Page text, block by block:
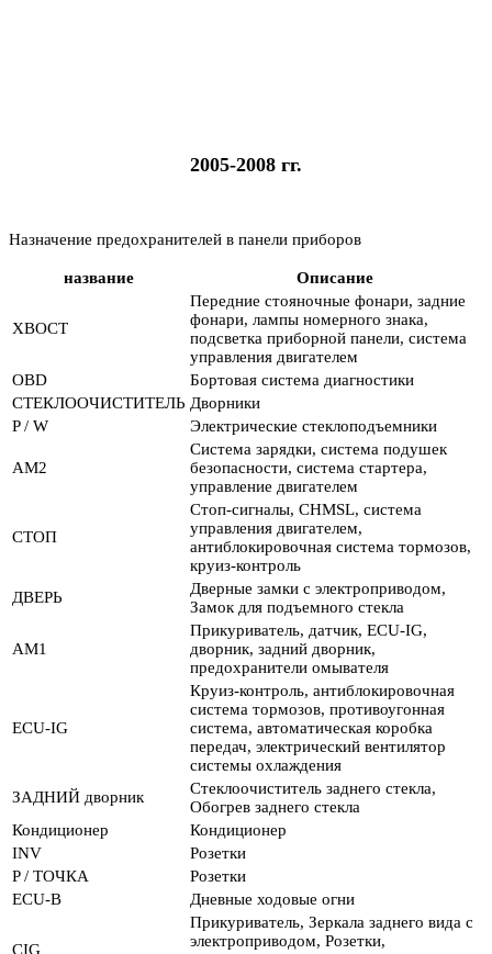
2005-2008 гг.
Назначение предохранителей в панели приборов
название Описание
ХВОСТ
Передние стояночные фонари, задние
фонари, лампы номерного знака,
подсветка приборной панели, система
управления двигателем
OBD
Бортовая система диагностики
СТЕКЛООЧИСТИТЕЛЬ Дворники
P / W
Электрические стеклоподъемники
AM2
Система зарядки, система подушек
безопасности, система стартера,
управление двигателем
СТОП
Стоп-сигналы, CHMSL, система
управления двигателем,
антиблокировочная система тормозов,
круиз-контроль
ДВЕРЬ
Дверные замки с электроприводом,
Замок для подъемного стекла
AM1
Прикуриватель, датчик, ECU-IG,
дворник, задний дворник,
предохранители омывателя
ECU-IG
Круиз-контроль, антиблокировочная
система тормозов, противоугонная
система, автоматическая коробка
передач, электрический вентилятор
системы охлаждения
ЗАДНИЙ дворник
Стеклоочиститель заднего стекла,
Обогрев заднего стекла
Кондиционер
Кондиционер
INV
Розетки
P / ТОЧКА
Розетки
ECU-B
Дневные ходовые огни
CIG
Прикуриватель, Зеркала заднего вида с
электроприводом, Розетки,